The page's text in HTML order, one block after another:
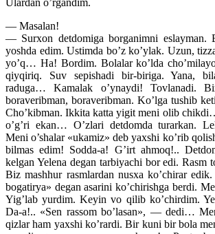
Ulardan o’rgandim.
— Masalan!
— Surxon detdomiga borganimni eslayman.
yoshda edim. Ustimda bo’z ko’ylak. Uzun,
yo’q… Ha! Bordim. Bolalar ko’lda
qiyqiriq. Suv sepishadi bir-biriga. Yana,
raduga… Kamalak o’ynaydi! Tovlanadi.
boraveribman, boraveribman. Ko’lga tushib
Cho’kibman. Ikkita katta yigit meni olib
o’g’ri ekan… O’zlari detdomda turarkan.
Meni o’shalar «ukamiz» deb yaxshi ko’rib
bilmas edim! Sodda-a! G’irt ahmoq!..
kelgan Yelena degan tarbiyachi bor edi. Rasm
Biz mashhur rasmlardan nusxa ko’chirar
bogatirya» degan asarini ko’chirishga berdi.
Yig’lab yurdim. Keyin vo qilib ko’chirdim.
Da-a!.. «Sen rassom bo’lasan», — dedi…
qizlar ham yaxshi ko’rardi. Bir kuni bir bola